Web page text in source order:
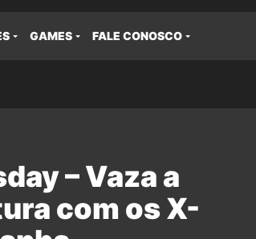
GAMES FALE CONOSCO
– Vaza a
com os X-